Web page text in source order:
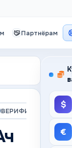
Партнёрам
ВЕРИФИЦИРОВАНА
$
€